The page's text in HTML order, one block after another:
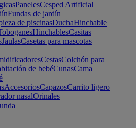
PanelesCesped Artificial
Fundas de jardín
de piscinasDuchaHinchable
HinchablesCasitas
JaulasCasetas para mascotas
CestasColchón para
de bebéCunasCama
AccesoriosCapazosCarrito ligero
nasalOrinales